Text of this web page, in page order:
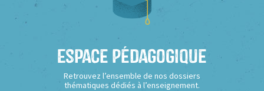
Espace Pédagogique
Retrouvez l’ensemble de nos dossiers
thématiques dédiés à l’enseignement.